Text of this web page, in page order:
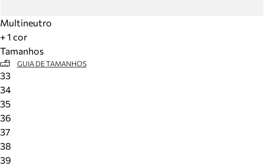
Multineutro
+ 1 cor
Tamanhos
GUIA DE TAMANHOS
33
34
35
36
37
38
39